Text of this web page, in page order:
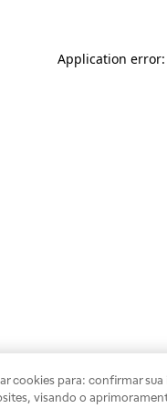
Application
cookies para: confirmar
visando o